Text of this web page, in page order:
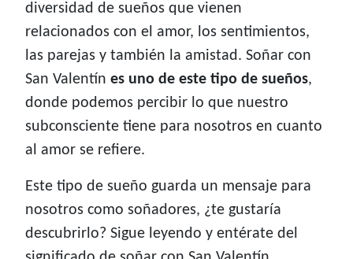
diversidad de sueños que vienen
relacionados con el amor, los sentimientos,
las parejas y también la amistad. Soñar con
San Valentín es uno de este tipo de sueños,
donde podemos percibir lo que nuestro
subconsciente tiene para nosotros en cuanto
al amor se refiere.
Este tipo de sueño guarda un mensaje para
nosotros como soñadores, ¿te gustaría
descubrirlo? Sigue leyendo y entérate del